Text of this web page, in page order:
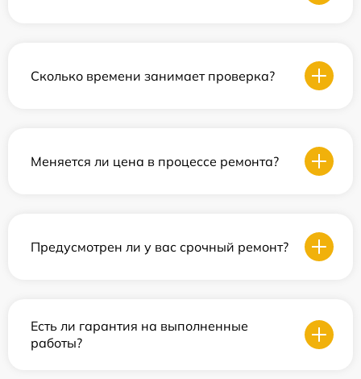
Сколько времени занимает проверка?
Меняется ли цена в процессе ремонта?
Предусмотрен ли у вас срочный ремонт?
Есть ли гарантия на выполненные
работы?